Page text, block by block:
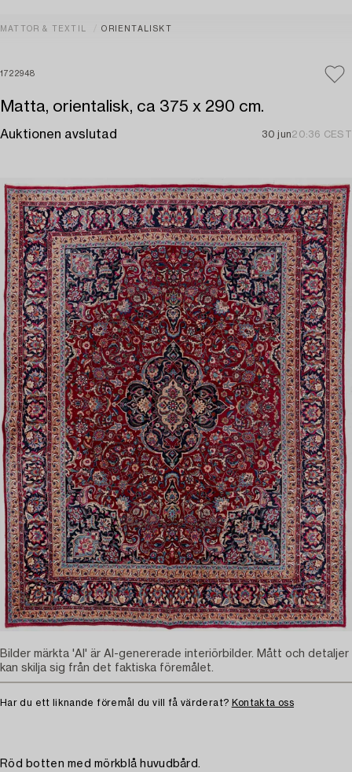
MATTOR & TEXTIL ORIENTALISKT
1722948
Matta, orientalisk, ca 375 x 290 cm.
Auktionen avslutad 30 jun20:36 CEST
Har du ett liknande föremål du vill få värderat? Kontakta oss
Röd botten med mörkblå huvudbård.
Bilder märkta 'AI' är AI-genererade interiörbilder. Mått och detaljer
kan skilja sig från det faktiska föremålet.